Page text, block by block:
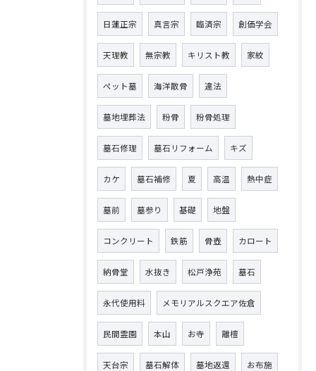
日蓮正宗 真言宗 臨済宗 創価学会
天理教 無宗教 キリスト教 家紋
ペット墓 海洋散骨 違法
墓地埋葬法 粉骨 粉骨処理
墓石修理 墓石リフォーム キズ
カケ 墓石補修 夏 高温 熱中症
墓前 墓参り 基礎 地盤
コンクリート 鉄筋 骨壺 カロート
納骨堂 水抜き 松戸浄苑 墓石
永代使用料 メモリアルスクエア佐倉
民間霊園 本山 お寺 離檀
天台宗 墓石解体 墓地返還 お布施